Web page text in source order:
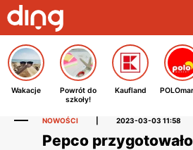
Wakacje
Powrót do
szkoły!
Kaufland
NOWOŚCI 2023-03-03 11:58
Pepco